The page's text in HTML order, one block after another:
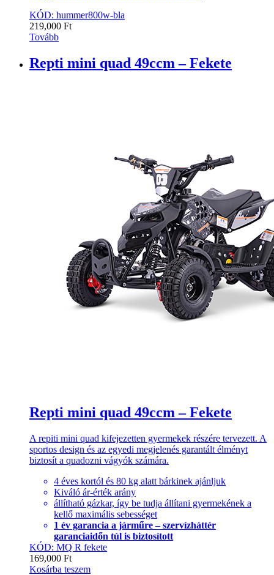
KÓD: hummer800w-bla
219,000 Ft
Tovább
Repti mini quad 49ccm – Fekete
Repti mini quad 49ccm – Fekete
A repiti mini quad kifejezetten gyermekek részére tervezett. A
sportos design és az egyedi megjelenés garantált élményt
biztosít a quadozni vágyók számára.
4 éves kortól és 80 kg alatt bárkinek ajánljuk
Kiváló ár-érték arány
állítható gázkar, így be tudja állítani gyermekének a
kellő maximális sebességet
1 év garancia a járműre – szervízháttér
garanciaidőn túl is biztosított
KÓD: MQ R fekete
169,000 Ft
Kosárba teszem